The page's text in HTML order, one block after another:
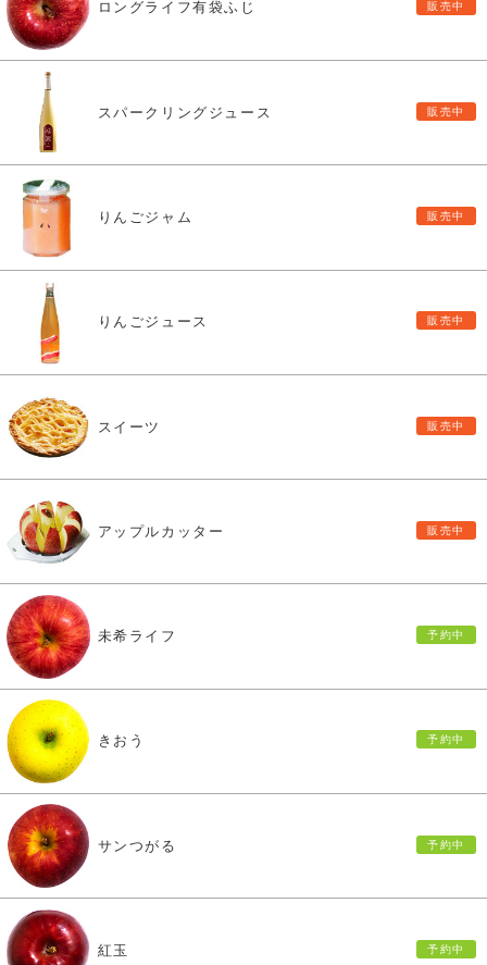
ロングライフ有袋ふじ
スパークリングジュース
りんごジャム
りんごジュース
スイーツ
アップルカッター
未希ライフ
きおう
サンつがる
紅玉